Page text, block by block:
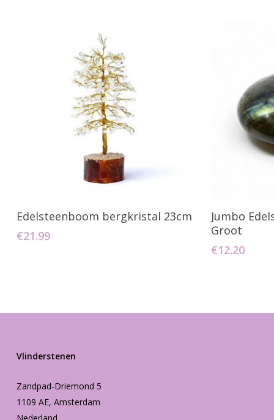
Toevoegen Aan Winkelwagen
Edelsteenboom bergkristal 23cm
€21.99
Jumbo
Groot
€12.20
Vlinderstenen
Zandpad-Driemond 5
1109 AE, Amsterdam